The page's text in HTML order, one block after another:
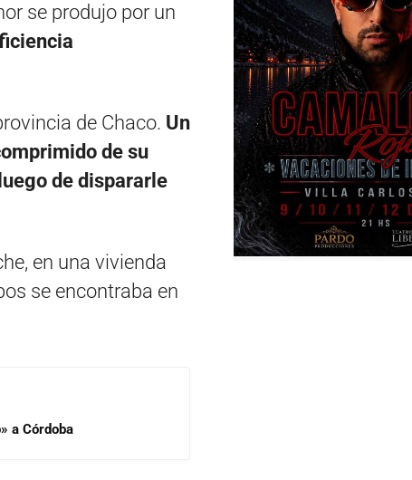
se produjo por un
de Chaco. Un
de su
de dispararle
en una vivienda
se encontraba en
a Córdoba